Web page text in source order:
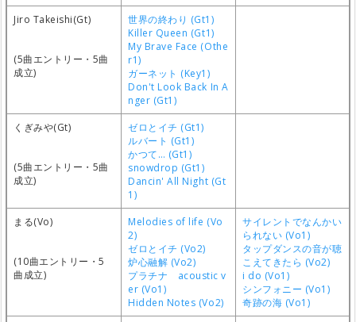
Jiro Takeishi(Gt)
(5曲エントリー・5曲
成立)
世界の終わり (Gt1)
Killer Queen (Gt1)
My Brave Face (Othe
r1)
ガーネット (Key1)
Don't Look Back In A
nger (Gt1)
くぎみや(Gt)
(5曲エントリー・5曲
成立)
ゼロとイチ (Gt1)
ルバート (Gt1)
かつて… (Gt1)
snowdrop (Gt1)
Dancin' All Night (Gt
1)
まる(Vo)
(10曲エントリー・5
曲成立)
Melodies of life (Vo
2)
ゼロとイチ (Vo2)
炉心融解 (Vo2)
プラチナ acoustic v
er (Vo1)
Hidden Notes (Vo2)
サイレントでなんかい
られない (Vo1)
タップダンスの音が聴
こえてきたら (Vo2)
i do (Vo1)
シンフォニー (Vo1)
奇跡の海 (Vo1)